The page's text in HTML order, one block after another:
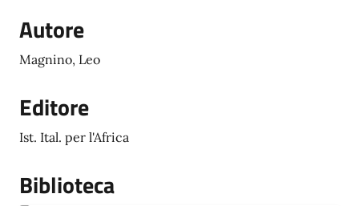
Autore
Magnino, Leo
Editore
Ist. Ital. per l'Africa
Biblioteca